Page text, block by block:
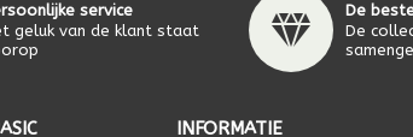
service
geluk van de klant staat
De
De
INFORMATIE